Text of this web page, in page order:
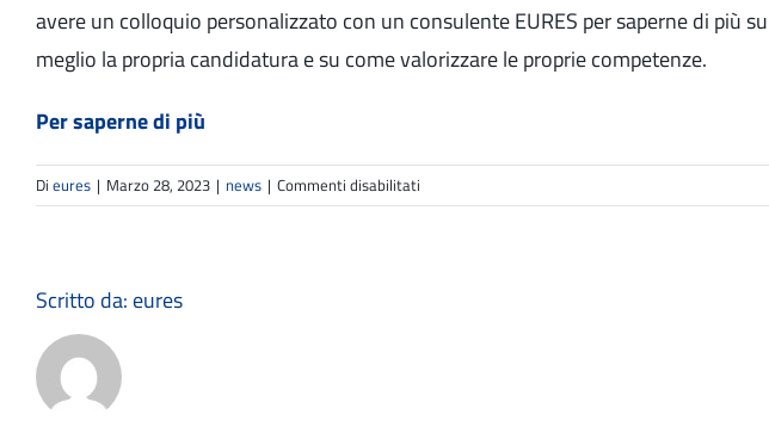
avere un colloquio personalizzato con un consulente EURES per saperne di
meglio la propria candidatura e su come valorizzare le proprie competenze.
Per saperne di più
Di eures | Marzo 28, 2023 | news | Commenti disabilitati
Desk
Scritto da: eures